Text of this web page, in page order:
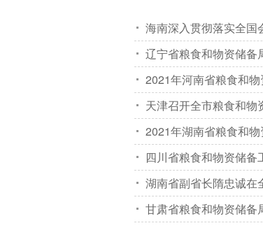
海南深入贯彻落实全国
辽宁省粮食和物资储备
2021年河南省粮食和
天津召开全市粮食和物
2021年湖南省粮食和
四川省粮食和物资储
湖南省副省长隋忠诚在
甘肃省粮食和物资储备